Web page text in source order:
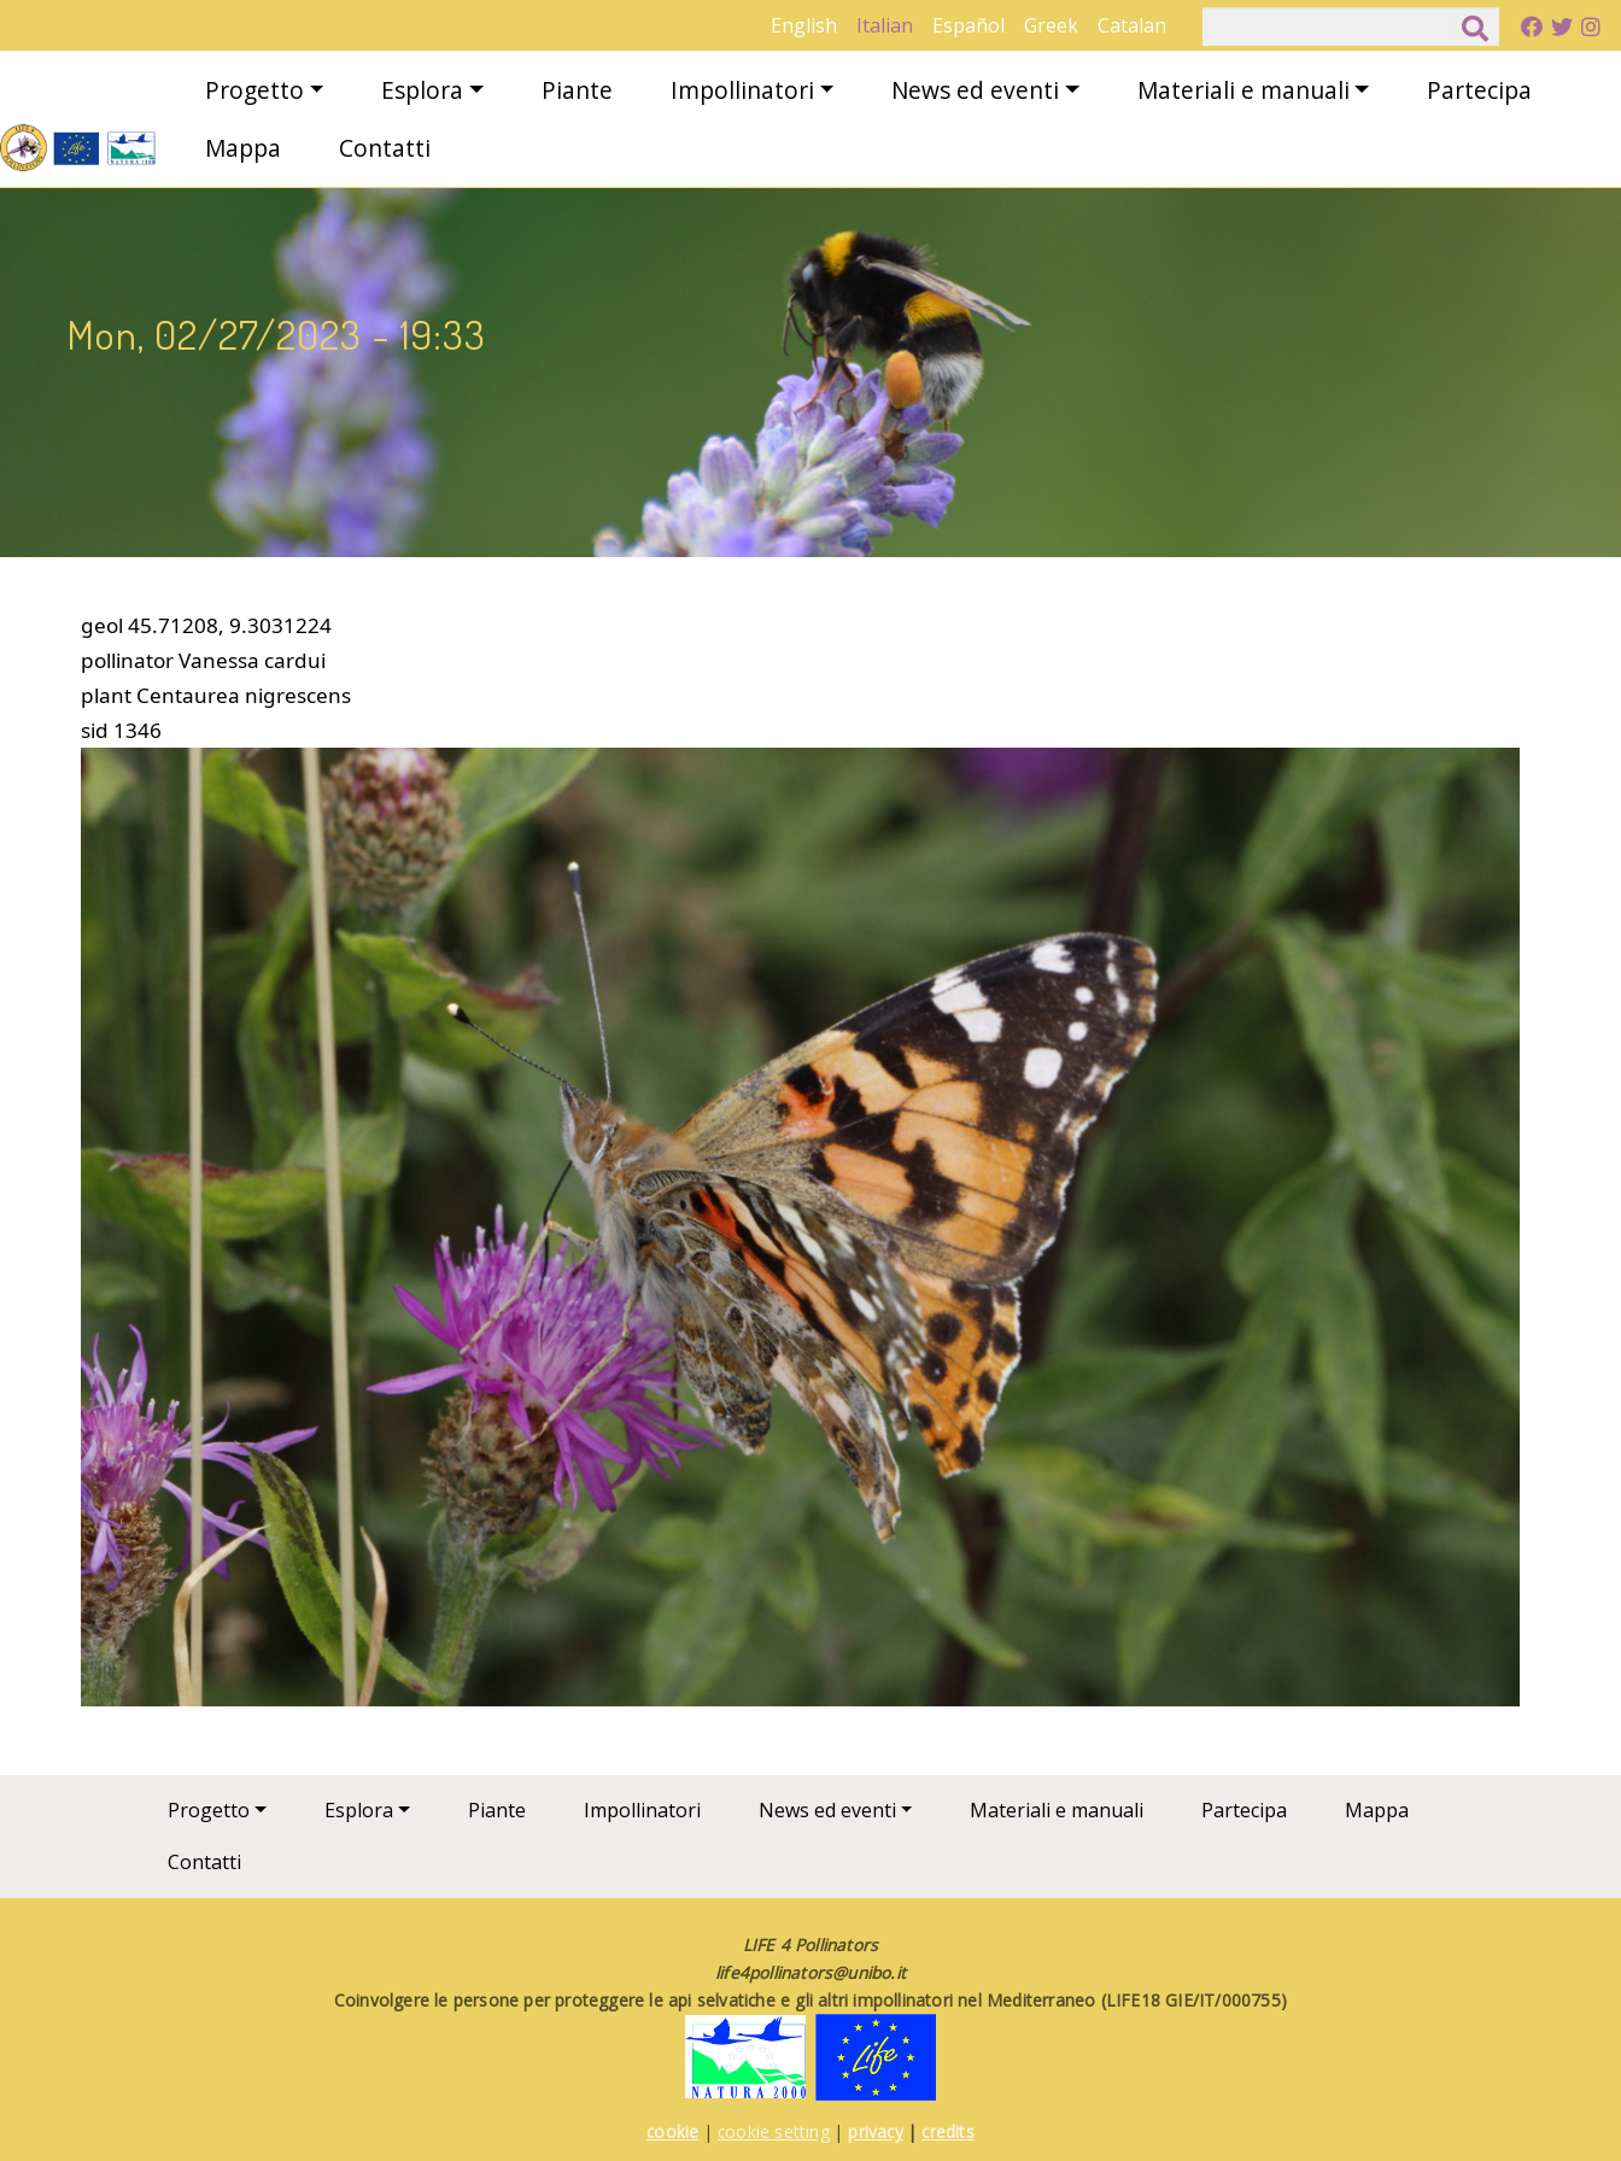
English Italian Español Greek Catalan
Main navigation
Progetto Esplora Piante Impollinatori News ed eventi Materiali e manuali
Partecipa
Mappa
Contatti
Mon, 02/27/2023 - 19:33
geol 45.71208, 9.3031224
pollinatorVanessa cardui
plant Centaurea nigrescens
sid 1346
Main navigation
Progetto Esplora Piante Impollinatori News ed eventi Materiali e manuali Partecipa
Mappa
Contatti
LIFE 4 Pollinators
life4pollinators@unibo.it
Coinvolgere le persone per proteggere le api selvatiche e gli altri impollinatori nel Mediterraneo (LIFE18 GIE/IT/000755)
cookie | cookie setting| privacy| credits